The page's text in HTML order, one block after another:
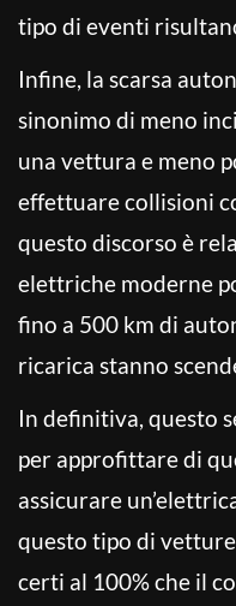
tipo di eventi
Infine, la scarsa
sinonimo di meno
una vettura e meno
effettuare collisioni
questo discorso è
elettriche moderne
fino a 500 km di
ricarica stanno
In definitiva, questo
per approfittare di
assicurare
questo tipo di
certi al 100% che il